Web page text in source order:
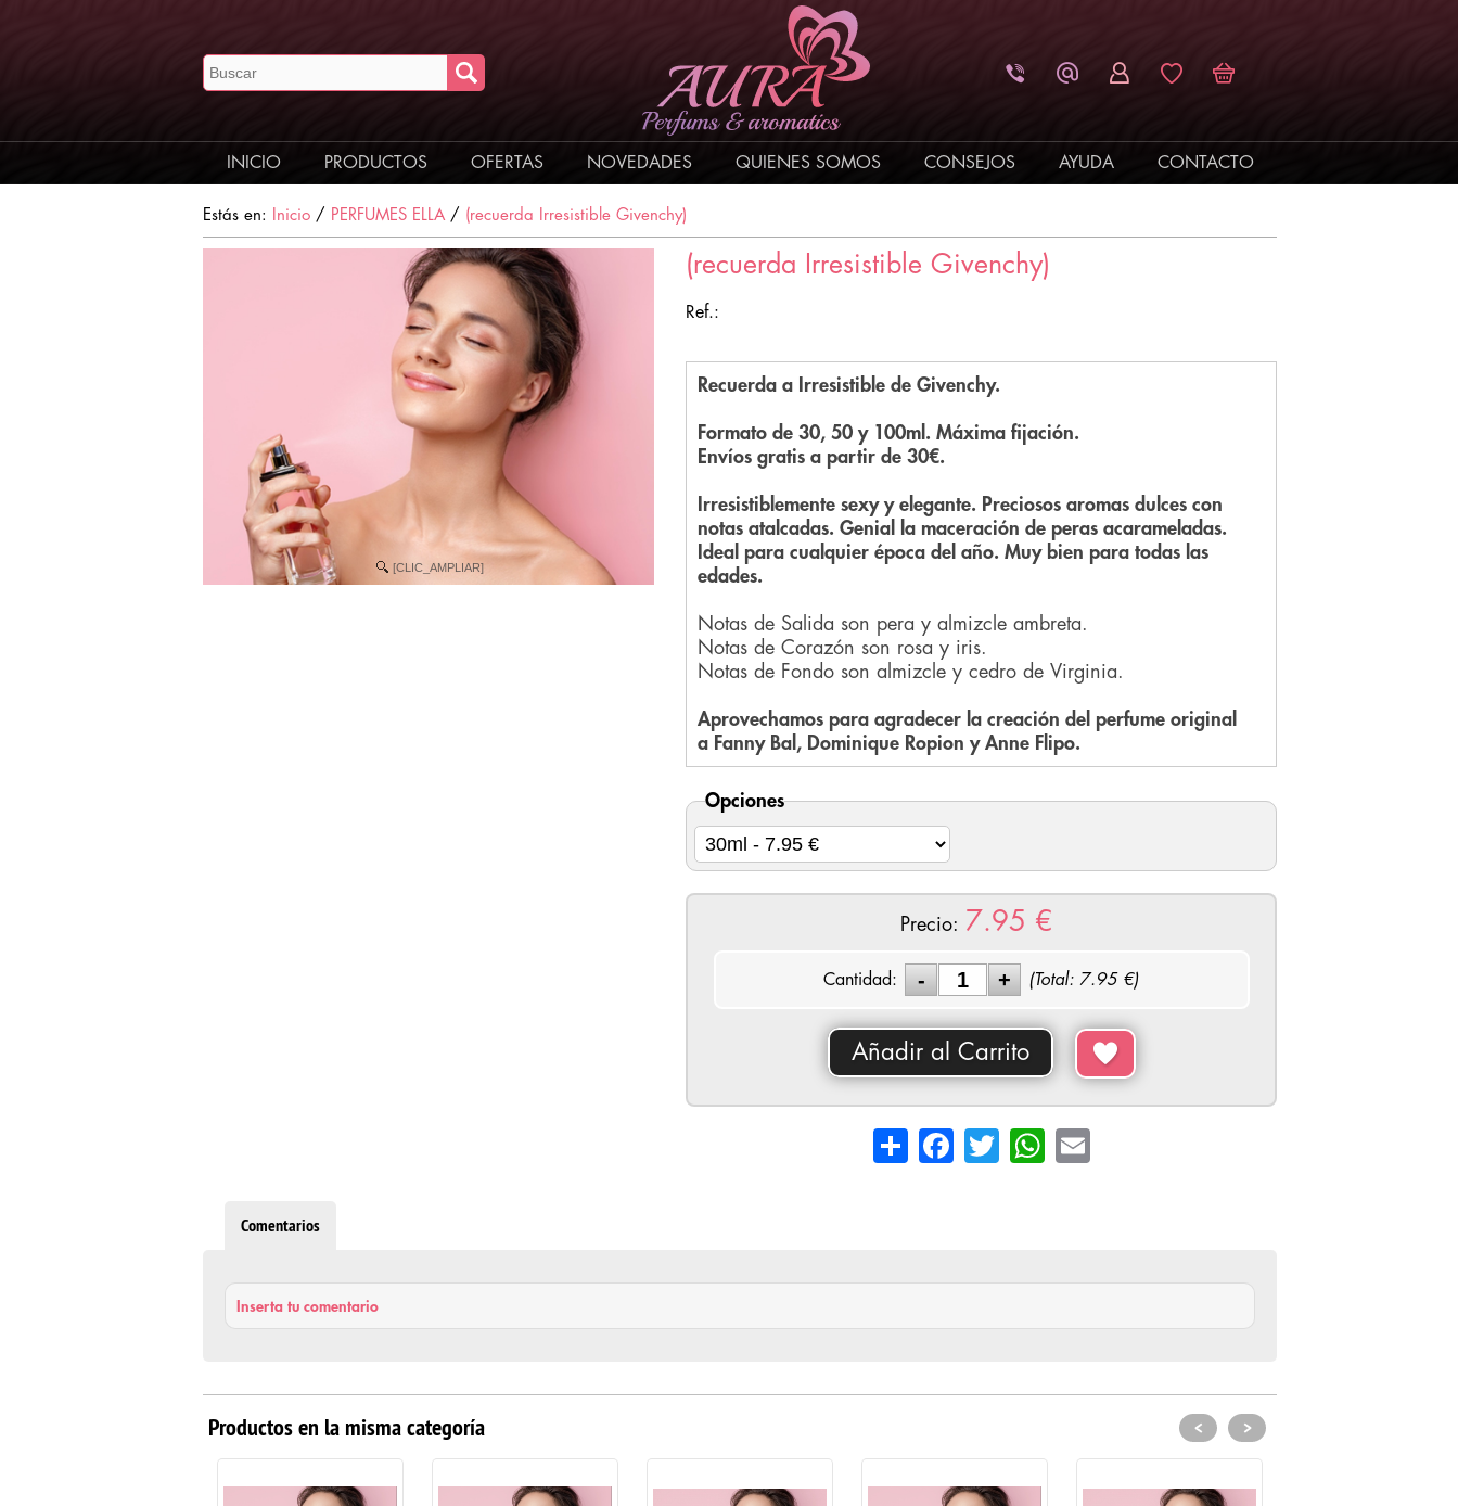
INICIO PRODUCTOS OFERTAS NOVEDADES QUIENES SOMOS CONSEJOS AYUDA CONTACTO
Estás en: Inicio / PERFUMES ELLA / (recuerda Irresistible Givenchy)
[CLIC_AMPLIAR]
(recuerda Irresistible Givenchy)
Ref.:
Recuerda a Irresistible de Givenchy.
Formato de 30, 50 y 100ml. Máxima fijación.
Envíos gratis a partir de 30€.
Irresistiblemente sexy y elegante. Preciosos aromas dulces con
notas atalcadas. Genial la maceración de peras acarameladas.
Ideal para cualquier época del año. Muy bien para todas las
edades.
Notas de Salida son pera y almizcle ambreta.
Notas de Corazón son rosa y iris.
Notas de Fondo son almizcle y cedro de Virginia.
Aprovechamos para agradecer la creación del perfume original
a Fanny Bal, Dominique Ropion y Anne Flipo.
Opciones
Precio: 7.95 €
Cantidad: (Total: 7.95€)
Añadir al Carrito
Share FacebookTwitterWhatsApp
Email
Comentarios
Inserta tu comentario
Productos en la misma categoría < >